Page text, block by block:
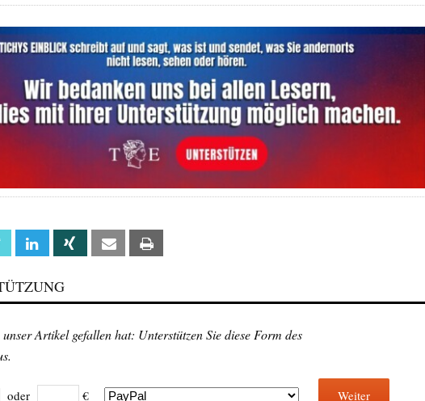
Twitter Linkedin Xing Email
unser Artikel gefallen hat: Unterstützen Sie diese Form des
oder € Weiter